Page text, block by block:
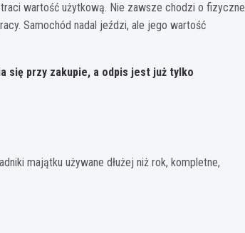
wartość użytkową. Nie zawsze chodzi o fizyczne
Samochód nadal jeździ, ale jego wartość
się przy zakupie, a odpis jest już tylko
majątku używane dłużej niż rok, kompletne,